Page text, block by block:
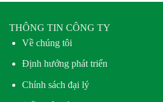
THÔNG TIN CÔNG TY
Về chúng tôi
Định hướng phát triển
Chính sách đại lý